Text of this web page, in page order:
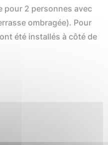
pour 2 personnes avec
ombragée). Pour
été installés à côté de